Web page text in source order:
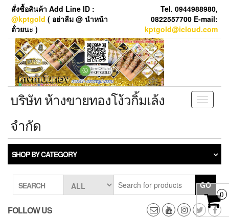
Skip
content
สั่งซื้อสินค้า Add Line ID :
@kptgold ( อย่าลืม @ นำหน้า
ด้่วยนะ )
Tel. 0944988980,
0822557700 E-mail:
kptgold@icloud.com
Toggle
บริษัท ห้างขายทองโง้วกิ้มเล้ง
จำกัด
SHOP BY CATEGORY
SEARCH GO
FOLLOW US
0